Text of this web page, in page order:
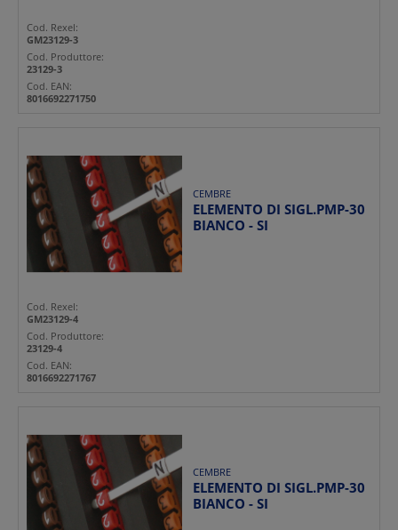
Cod. Rexel:
GM23129-3
Cod. Produttore:
23129-3
Cod. EAN:
8016692271750
CEMBRE
ELEMENTO DI SIGL.PMP-30
BIANCO - SI
Cod. Rexel:
GM23129-4
Cod. Produttore:
23129-4
Cod. EAN:
8016692271767
CEMBRE
ELEMENTO DI SIGL.PMP-30
BIANCO - SI